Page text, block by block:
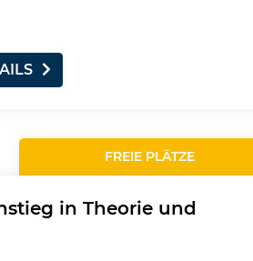
FREIE PLÄTZE
in Theorie und